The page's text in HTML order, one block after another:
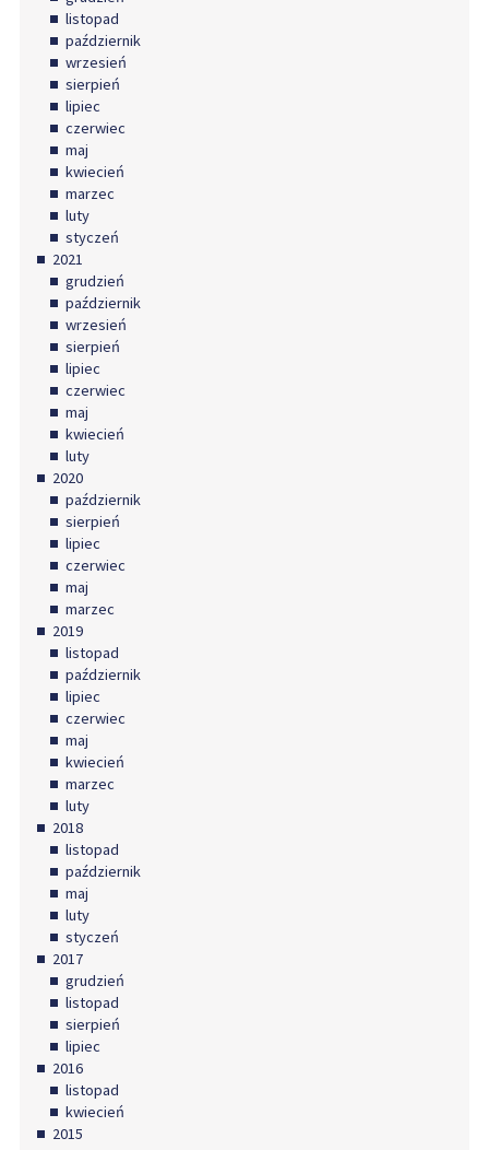
listopad
październik
wrzesień
sierpień
lipiec
czerwiec
maj
kwiecień
marzec
luty
styczeń
2021
grudzień
październik
wrzesień
sierpień
lipiec
czerwiec
maj
kwiecień
luty
2020
październik
sierpień
lipiec
czerwiec
maj
marzec
2019
listopad
październik
lipiec
czerwiec
maj
kwiecień
marzec
luty
2018
listopad
październik
maj
luty
styczeń
2017
grudzień
listopad
sierpień
lipiec
2016
listopad
kwiecień
2015